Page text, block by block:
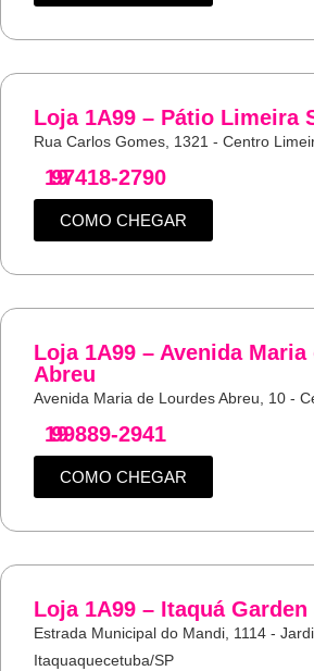
Loja 1A99 – Pátio Limeira
Rua Carlos Gomes, 1321 - Centro
19
97418-2790
COMO CHEGAR
Loja 1A99 – Avenida
Abreu
Avenida Maria de Lourdes Abreu, 10 -
19
99889-2941
COMO CHEGAR
Loja 1A99 – Itaquá
Estrada Municipal do Mandi, 1114 -
Itaquaquecetuba/SP